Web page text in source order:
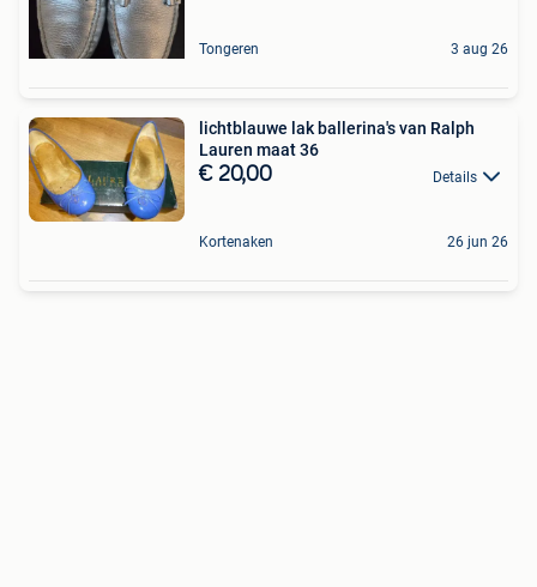
Tongeren 3 aug 26
lichtblauwe lak ballerina's van Ralph
Lauren maat 36
€ 20,00 Details
Kortenaken 26 jun 26